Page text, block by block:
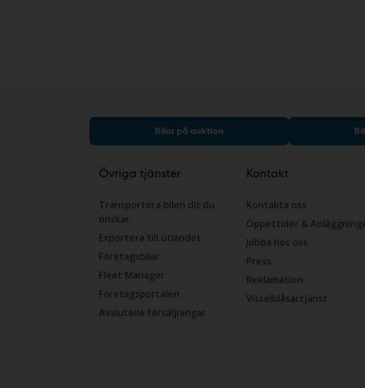
Bilar på auktion
Övriga tjänster
Transportera bilen dit du
önskar
Exportera till utlandet
Företagsbilar
Fleet Manager
Företagsportalen
Avslutade försäljningar
Kontakt
Kontakta oss
Öppettider &
Jobba hos oss
Press
Reklamation
Visselblåsartjänst